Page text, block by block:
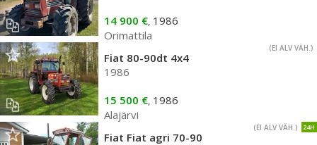
14 900 €, 1986
Orimattila
(EI ALV VÄH.)
Fiat 80-90dt 4x4
1986
15 500 €, 1986
Alajärvi
24H
(EI ALV VÄH.)
Fiat Fiat agri 70-90